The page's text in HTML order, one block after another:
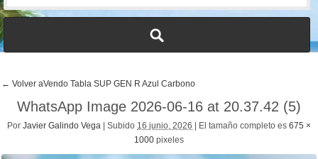
← Volver aVendo Tabla SUP GEN R Azul Carbono
WhatsApp Image 2026-06-16 at 20.37.42 (5)
Por Javier Galindo Vega Subido 16 junio, 2026 El tamaño completo es 675 ×
1000 pixeles